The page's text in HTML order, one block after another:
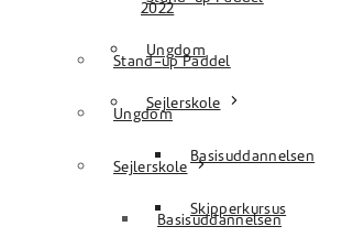
Ungdom
Sejlerskole
Basisuddannelsen
Skipperkursus
2022
Stand-up Paddel
Ungdom
Sejlerskole
Basisuddannelsen